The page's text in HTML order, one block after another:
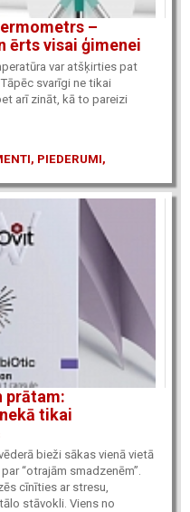
–
ērts visai ģimenei
var atšķirties pat
svarīgi ne tikai
arī zināt, kā to pareizi
PIEDERUMI,
prātam:
tikai
bieži sākas vienā vietā
“otrajām smadzenēm”.
cīnīties ar stresu,
stāvokli. Viens no